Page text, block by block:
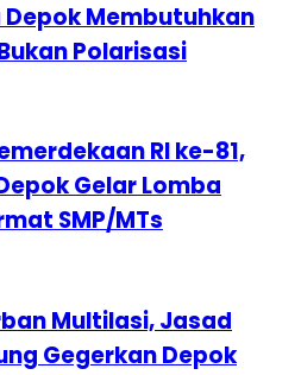
Membutuhkan
Polarisasi
RI ke-81,
Gelar Lomba
SMP/MTs
Multilasi, Jasad
Gegerkan Depok